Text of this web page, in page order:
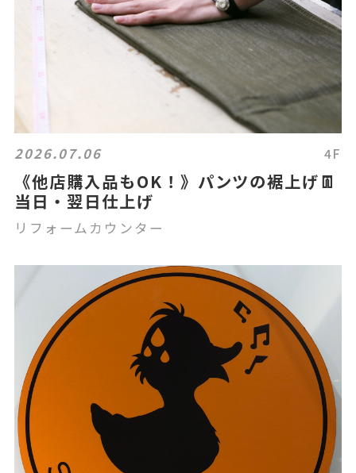
2026.07.06 4F
《他店購入品もOK！》パンツの裾上げ👖
当日・翌日仕上げ
リフォームカウンター